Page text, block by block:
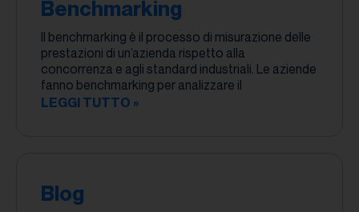
Benchmarking
Il benchmarking è il processo di misurazione delle
prestazioni di un’azienda rispetto alla
concorrenza e agli standard industriali. Le aziende
fanno benchmarking per analizzare il
LEGGI TUTTO »
Blog